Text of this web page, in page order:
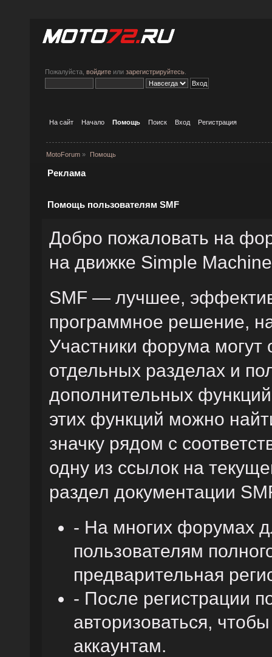
Пожалуйста, войдите или зарегистрируйтесь
На сайт Начало Помощь Поиск Вход Регистрация
MotoForum » Помощь
Реклама
Помощь пользователям SMF
Добро пожаловать на
на движке Simple
SMF — лучшее,
программное решение,
Участники форума
отдельных разделах и
дополнительных
этих функций можно
значку рядом с
одну из ссылок на
раздел документации
- На многих форумах
пользователям
предварительная
- После регистрации
авторизоваться,
аккаунтам.